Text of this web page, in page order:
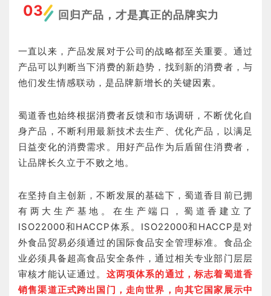
03 回归产品，才是真正的品牌实力
一直以来，产品发展对于公司的战略都至关重要。通过
产品可以判断当下消费的新趋势，找到新的消费者，与
他们发生情感联动，是品牌新增长的关键因素。
蜀道香也始终根据消费者反馈和市场调研，不断优化自
身产品，不断利用最新技术去生产、优化产品，以满足
日益变化的消费需求。用好产品作为后盾留住消费者，
让品牌长久立于不败之地。
在坚持自主创新，不断发展的基础下，蜀道香目前已拥
有两大生产基地。在生产端口，蜀道香建立了
ISO22000和HACCP体系。ISO22000和HACCP是对
外食品贸易必须通过的国际食品安全管理标准。食品企
业必须具备超高食品安全条件，通过相关专业部门层层
审核才能认证通过。 这两项体系的通过，标志着蜀道香
销售渠道正式跨出国门，走向世界，向其它国家展示中